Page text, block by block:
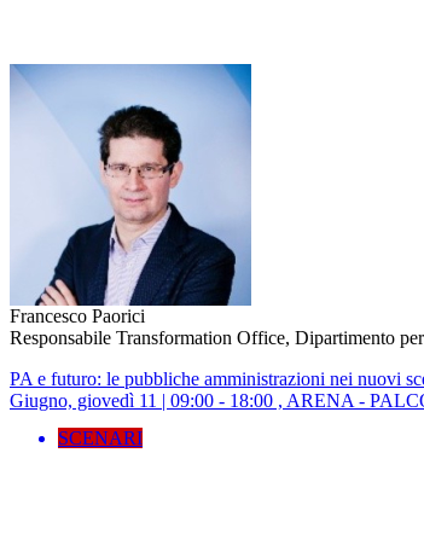
Francesco Paorici
Responsabile Transformation Office, Dipartimento
PA e futuro: le pubbliche amministrazioni nei nuovi
Giugno, giovedì 11 | 09:00 - 18:00 , ARENA -
SCENARI